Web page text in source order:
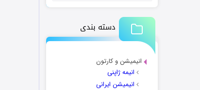
دسته بندی
انیمیشن و کارتون
انیمه ژاپنی
انیمیشن ایرانی